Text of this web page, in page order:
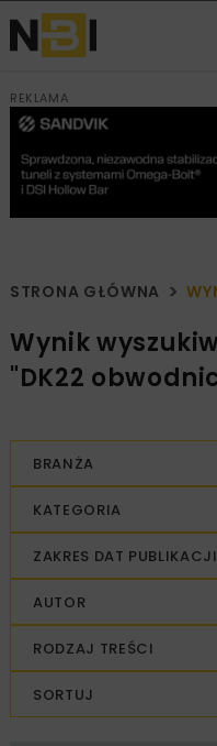
REKLAMA
STRONA GŁÓWNA
Wynik
"DK22
BRANŻA
KATEGORIA
ZAKRES DAT PUBLIKACJI
AUTOR
RODZAJ TREŚCI
SORTUJ